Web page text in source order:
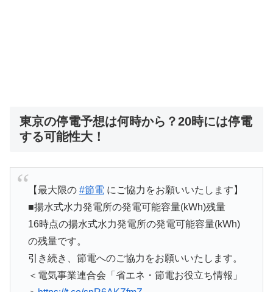
東京の停電予想は何時から？20時には停電
する可能性大！
【最大限の #節電 にご協力をお願いいたします】
■揚水式水力発電所の発電可能容量(kWh)残量
16時点の揚水式水力発電所の発電可能容量(kWh)
の残量です。
引き続き、節電へのご協力をお願いいたします。
＜電気事業連合会「省エネ・節電お役立ち情報」